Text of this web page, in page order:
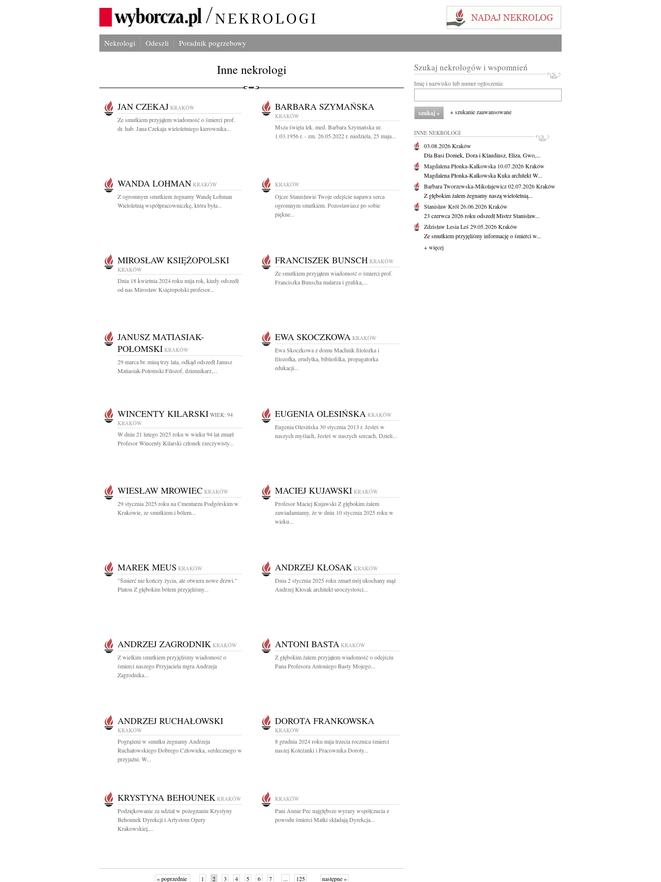
Nekrologi Odeszli Poradnik pogrzebowy
Inne nekrologi
JAN CZEKAJ KRAKÓW
Ze smutkiem przyjąłem wiadomość o śmierci prof.
dr. hab. Jana Czekaja wieloletniego kierownika...
BARBARA SZYMAŃSKA
KRAKÓW
Msza święta lek. med. Barbara Szymańska ur.
1.03.1956 r. - zm. 26.05.2022 r. niedziela, 25 maja...
WANDA LOHMAN KRAKÓW
Z ogromnym smutkiem żegnamy Wandę Lohman
Wieloletnią współpracowniczkę, która była...
KRAKÓW
Ojcze Stanisławie Twoje odejście napawa serca
ogromnym smutkiem. Pozostawiasz po sobie
piękne...
MIROSŁAW KSIĘŻOPOLSKI
KRAKÓW
Dnia 18 kwietnia 2024 roku mija rok, kiedy odszedł
od nas Mirosław Księżopolski profesor...
FRANCISZEK BUNSCH KRAKÓW
Ze smutkiem przyjąłem wiadomość o śmierci prof.
Franciszka Bunscha malarza i grafika,...
JANUSZ MATIASIAK-
POŁOMSKI KRAKÓW
29 marca br. miną trzy lata, odkąd odszedł Janusz
Matiasiak-Połomski Filozof, dziennikarz,...
EWA SKOCZKOWA KRAKÓW
Ewa Skoczkowa z domu Machnik filolożka i
filozofka, erudytka, bibliofilka, propagatorka
edukacji...
WINCENTY KILARSKI WIEK: 94
KRAKÓW
W dniu 21 lutego 2025 roku w wieku 94 lat zmarł
Profesor Wincenty Kilarski członek rzeczywisty...
EUGENIA OLESIŃSKA KRAKÓW
Eugenia Olesińska 30 stycznia 2013 r. Jesteś w
naszych myślach, Jesteś w naszych sercach, Dzieli...
WIESŁAW MROWIEC KRAKÓW
29 stycznia 2025 roku na Cmentarzu Podgórskim w
Krakowie, ze smutkiem i bólem...
MACIEJ KUJAWSKI KRAKÓW
Profesor Maciej Kujawski Z głębokim żalem
zawiadamiamy, że w dniu 10 stycznia 2025 roku w
wieku...
MAREK MEUS KRAKÓW
"Śmierć nie kończy życia, ale otwiera nowe drzwi."
Platon Z głębokim bólem przyjęliśmy...
ANDRZEJ KŁOSAK KRAKÓW
Dnia 2 stycznia 2025 roku zmarł mój ukochany mąż
Andrzej Kłosak architekt uroczystości...
ANDRZEJ ZAGRODNIK KRAKÓW
Z wielkim smutkiem przyjęliśmy wiadomość o
śmierci naszego Przyjaciela mgra Andrzeja
Zagrodnika...
ANTONI BASTA KRAKÓW
Z głębokim żalem przyjąłem wiadomość o odejściu
Pana Profesora Antoniego Basty Mojego...
ANDRZEJ RUCHAŁOWSKI
KRAKÓW
Pogrążeni w smutku żegnamy Andrzeja
Ruchałowskiego Dobrego Człowieka, serdecznego w
przyjaźni. W...
DOROTA FRANKOWSKA
KRAKÓW
8 grudnia 2024 roku mija trzecia rocznica śmierci
naszej Koleżanki i Pracownika Doroty...
KRYSTYNA BEHOUNEK KRAKÓW
Podziękowanie za udział w pożegnaniu Krystyny
Behounek Dyrekcji i Artystom Opery
Krakowskiej,...
KRAKÓW
Pani Annie Pec najgłębsze wyrazy współczucia z
powodu śmierci Matki składają Dyrekcja...
« poprzednie 1 2 3 4 5 6 7 ... 125 następne »
Szukaj nekrologów i wspomnień
Imię i nazwisko lub numer ogłoszenia:
+ szukanie zaawansowane
INNE NEKROLOGI
03.08.2026Kraków
Dla Basi Domek, Dora i Klaudiusz, Eliza, Gwo,...
Magdalena Płonka-Kalkowska 10.07.2026Kraków
Magdalena Płonka-Kalkowska Kuka architekt W...
Barbara Tworzewska-Mikołajewicz02.07.2026Kraków
Z głębokim żalem żegnamy naszą wieloletnią...
Stanisław Król26.06.2026Kraków
23 czerwca 2026 roku odszedł Mistrz Stanisław...
Zdzisław Lesia Leś29.05.2026Kraków
Ze smutkiem przyjęliśmy informację o śmierci w...
+ więcej